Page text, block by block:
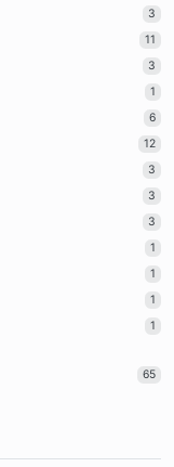
3
11
3
1
6
12
3
3
3
1
1
1
1
65